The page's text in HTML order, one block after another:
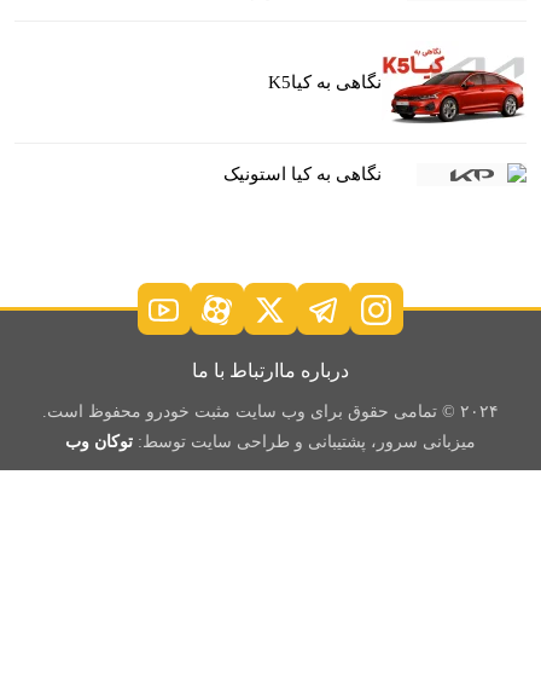
نگاهی به کیاK5
نگاهی به کیا استونیک
درباره ما ارتباط با ما
۲۰۲۴ © تمامی حقوق برای وب سایت مثبت خودرو محفوظ است.
میزبانی سرور، پشتیبانی و طراحی سایت توسط: توکان وب